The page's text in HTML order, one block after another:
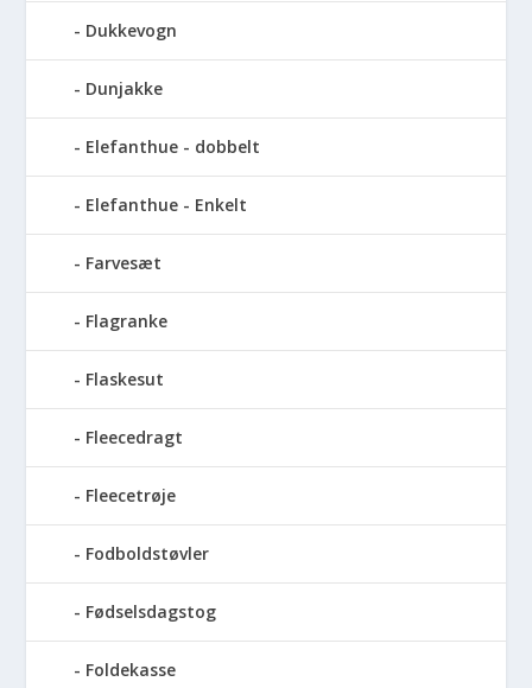
Dukkevogn
Dunjakke
Elefanthue - dobbelt
Elefanthue - Enkelt
Farvesæt
Flagranke
Flaskesut
Fleecedragt
Fleecetrøje
Fodboldstøvler
Fødselsdagstog
Foldekasse